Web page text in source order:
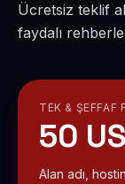
Ücretsiz teklif
faydalı
TEK & ŞEFFAF
50
Alan adı,